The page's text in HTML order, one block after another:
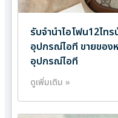
รับจำนำไอโฟน12ไท
อุปกรณ์ไอที ขายของ
อุปกรณ์ไอที
ดูเพิ่มเติม »